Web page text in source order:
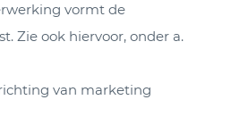
vormt de
Zie ook hiervoor, onder a.
van marketing